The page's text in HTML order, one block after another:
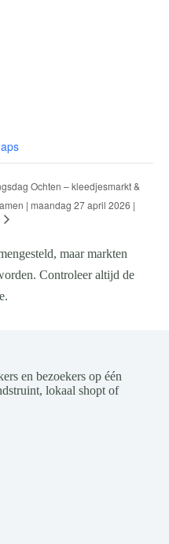
Ochten – kleedjesmarkt &
| maandag 27 april 2026 |
maar markten
Controleer altijd de
en bezoekers op één
lokaal shopt of